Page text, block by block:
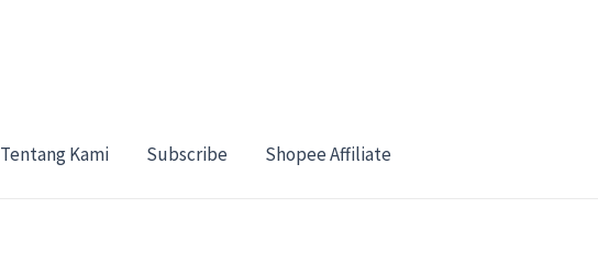
Tentang Kami Subscribe Shopee Affiliate